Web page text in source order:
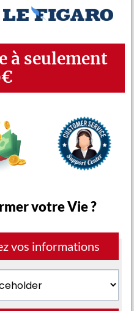
à seulement
votre Vie ?
vos informations